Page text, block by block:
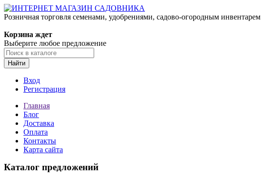
Розничная торговля семенами, удобрениями, садово-огородным инвентарем
Корзина ждет
Выберите любое предложение
Найти
Вход
Регистрация
Главная
Блог
Доставка
Оплата
Контакты
Карта сайта
Каталог предложений